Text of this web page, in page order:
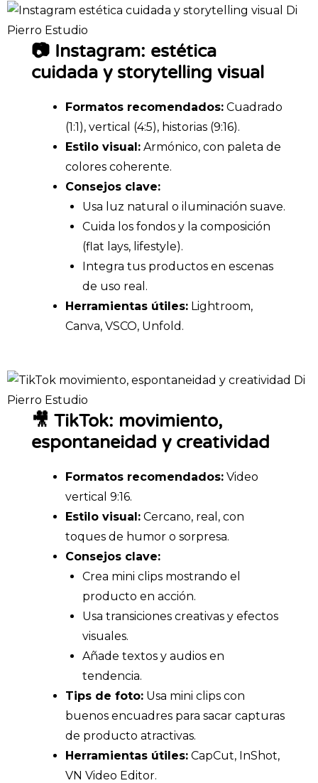
📷 Instagram: estética
cuidada y storytelling visual
Formatos recomendados: Cuadrado
(1:1), vertical (4:5), historias (9:16).
Estilo visual: Armónico, con paleta de
colores coherente.
Consejos clave:
Usa luz natural o iluminación suave.
Cuida los fondos y la composición
(flat lays, lifestyle).
Integra tus productos en escenas
de uso real.
Herramientas útiles: Lightroom,
Canva, VSCO, Unfold.
🎥 TikTok: movimiento,
espontaneidad y creatividad
Formatos recomendados: Video
vertical 9:16.
Estilo visual: Cercano, real, con
toques de humor o sorpresa.
Consejos clave:
Crea mini clips mostrando el
producto en acción.
Usa transiciones creativas y efectos
visuales.
Añade textos y audios en
tendencia.
Tips de foto: Usa mini clips con
buenos encuadres para sacar capturas
de producto atractivas.
Herramientas útiles: CapCut, InShot,
VN Video Editor.